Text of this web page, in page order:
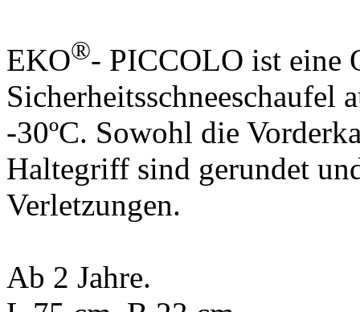
EKO®- PICCOLO ist eine
Sicherheitsschneeschaufel
-30ºC. Sowohl die
Haltegriff sind gerundet
Verletzungen.
Ab 2 Jahre.